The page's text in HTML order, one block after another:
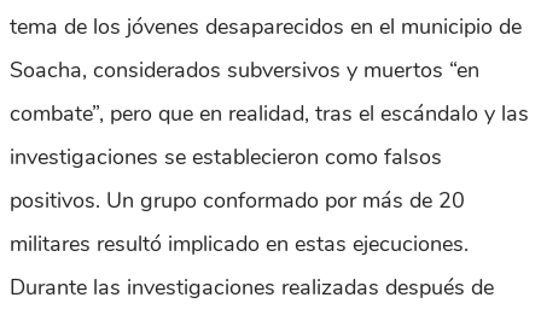
tema de los jóvenes desaparecidos en el municipio de
Soacha, considerados subversivos y muertos “en
combate”, pero que en realidad, tras el escándalo y las
investigaciones se establecieron como falsos
positivos. Un grupo conformado por más de 20
militares resultó implicado en estas ejecuciones.
Durante las investigaciones realizadas después de